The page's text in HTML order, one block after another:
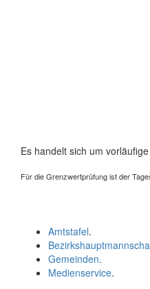
Es handelt sich um
Für die Grenzwertprüfung ist der
Amtstafel.
Gemeinden.
Medienservice.